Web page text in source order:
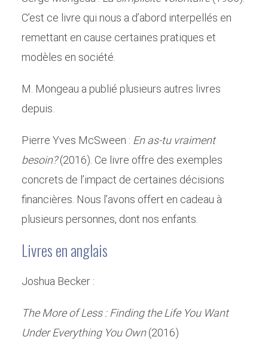
C’est ce livre qui nous a d’abord interpellés en
remettant en cause certaines pratiques et
modèles en société.
M. Mongeau a publié plusieurs autres livres
depuis.
Pierre Yves McSween : En as-tu vraiment
besoin?(2016). Ce livre offre des exemples
concrets de l’impact de certaines décisions
financières. Nous l’avons offert en cadeau à
plusieurs personnes, dont nos enfants.
Livres en anglais
Joshua Becker :
The More of Less : Finding the Life You Want
Under Everything You Own(2016)